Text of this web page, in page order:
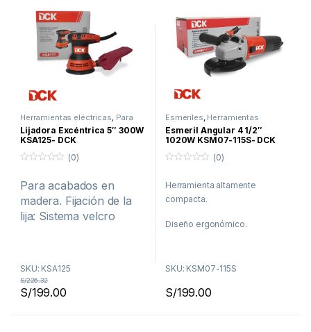
Herramientas eléctricas, Para
Madera Promociones
Lijadora Excéntrica 5″ 300W
KSA125- DCK
u
r
a
d
(0)
Para acabados en
madera. Fijación de la
lija: Sistema velcro
repuesto
¡Envíos a todo el Perú!
SKU: KSA125
S/199.00
S/226.32
Esmeriles, Herramientas
eléctricas, Para Metal
Esmeril Angular 4 1/2″
1020W KSM07-115S- DCK
u
r
e
(0)
Herramienta altamente
compacta.
Diseño ergonómico.
Envíos a todo el Perú
SKU: KSM07-115S
S/199.00